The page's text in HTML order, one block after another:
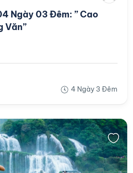
Ngày 03 Đêm: ” Cao
Văn”
4 Ngày 3 Đêm